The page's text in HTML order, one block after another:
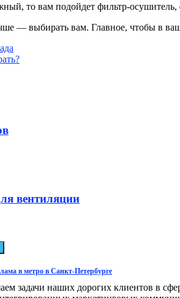
то вам подойдет фильтр-
— выбирать вам. Главное, чтобы в
вентиляции
в метро в Санкт-Петербурге
задачи наших дорогих клиентов в